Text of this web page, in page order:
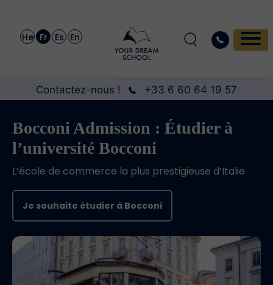
He Fr Es En
Contactez-nous ! +33 6 60 64 19 57
Bocconi Admission : Étudier à
l’université Bocconi
L’école de commerce la plus prestigieuse d’Italie
Je souhaite étudier à Bocconi